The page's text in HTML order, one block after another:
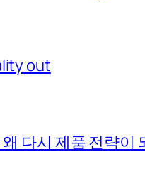
out
다시 제품 전략이